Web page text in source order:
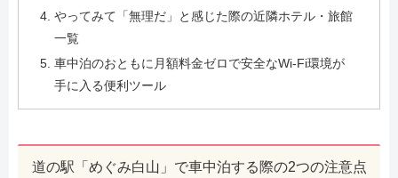
やってみて「無理だ」と感じた際の近隣ホテル・旅館
一覧
車中泊のおともに月額料金ゼロで安全なWi-Fi環境が
手に入る便利ツール
道の駅「めぐみ白山」で車中泊する際の2つの注意点